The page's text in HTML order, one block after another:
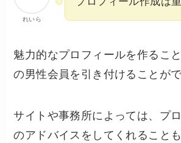
れいら
魅力的なプロフィールを作るこ
の男性会員を引き付けることがで
サイトや事務所によっては、プ
のアドバイスをしてくれることも